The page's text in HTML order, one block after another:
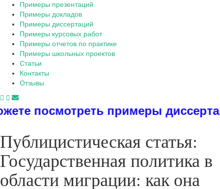
Примеры презентаций
Примеры докладов
Примеры диссертаций
Примеры курсовых работ
Примеры отчетов по практике
Примеры школьных проектов
Статьи
Контакты
Отзывы
диссертаций, дипломов,
Публицистическая статья:
Государственная политика в
области миграции: как она